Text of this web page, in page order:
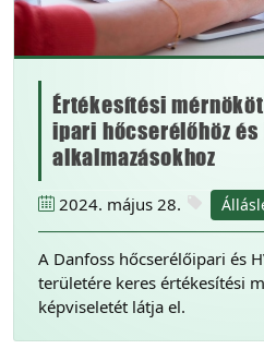
Értékesítési
ipari hőcserélőhöz és
alkalmazásokhoz
2024. május 28.
A Danfoss hőcserélőipari és
területére keres értékesítési
képviseletét látja el.